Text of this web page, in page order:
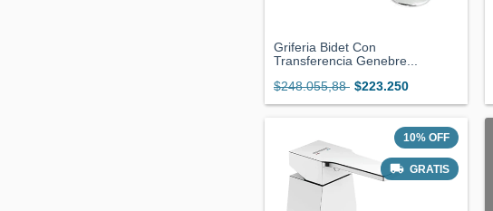
Griferia Bidet Con
Transferencia Genebre...
$248.055,88 $223.250
10% OFF
GRATIS